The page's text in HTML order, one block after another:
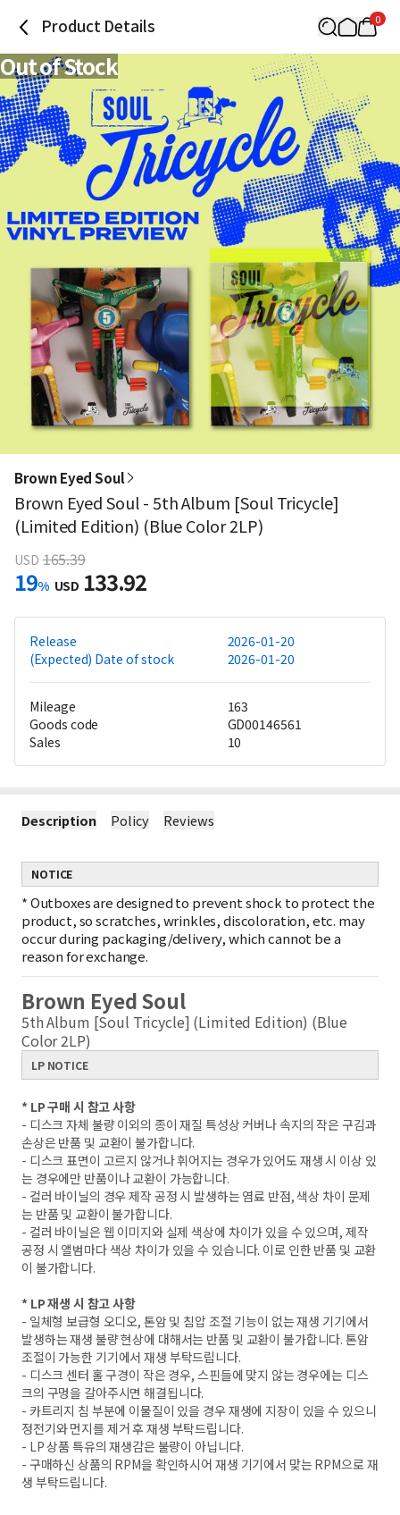
Product Details 0
Out of Stock
Brown Eyed Soul
Brown Eyed Soul - 5th Album [Soul Tricycle]
(Limited Edition) (Blue Color 2LP)
USD 165.39
19% USD 133.92
Release
2026-01-20
(Expected) Date of stock
2026-01-20
Mileage
163
Goods code
GD00146561
Sales
10
Description Policy Reviews
NOTICE
*Outboxes are designed to prevent shock to protect the
product, so scratches, wrinkles, discoloration, etc. may
occur during packaging/delivery, which cannot be a
reason for exchange.
Brown Eyed Soul
5th Album [Soul Tricycle] (Limited Edition) (Blue
Color 2LP)
LP NOTICE
* LP 구매 시 참고 사항
- 디스크 자체 불량 이외의 종이 재질 특성상 커버나 속지의 작은 구김과
손상은 반품 및 교환이 불가합니다.
- 디스크 표면이 고르지 않거나 휘어지는 경우가 있어도 재생 시 이상 있
는 경우에만 반품이나 교환이 가능합니다.
- 컬러 바이닐의 경우 제작 공정 시 발생하는 염료 반점, 색상 차이 문제
는 반품 및 교환이 불가합니다.
- 컬러 바이닐은 웹 이미지와 실제 색상에 차이가 있을 수 있으며, 제작
공정 시 앨범마다 색상 차이가 있을 수 있습니다. 이로 인한 반품 및 교환
이 불가합니다.
* LP 재생 시 참고 사항
- 일체형 보급형 오디오, 톤암 및 침압 조절 기능이 없는 재생 기기에서
발생하는 재생 불량 현상에 대해서는 반품 및 교환이 불가합니다. 톤암
조절이 가능한 기기에서 재생 부탁드립니다.
- 디스크 센터 홀 구경이 작은 경우, 스핀들에 맞지 않는 경우에는 디스
크의 구멍을 갈아주시면 해결됩니다.
- 카트리지 침 부분에 이물질이 있을 경우 재생에 지장이 있을 수 있으니
정전기와 먼지를 제거 후 재생 부탁드립니다.
- LP 상품 특유의 재생감은 불량이 아닙니다.
- 구매하신 상품의 RPM을 확인하시어 재생 기기에서 맞는 RPM으로 재
생 부탁드립니다.